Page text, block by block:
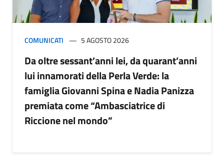
COMUNICATI 5 AGOSTO 2026
Da oltre sessant’anni lei, da quarant’anni
lui innamorati della Perla Verde: la
famiglia Giovanni Spina e Nadia Panizza
premiata come “Ambasciatrice di
Riccione nel mondo”